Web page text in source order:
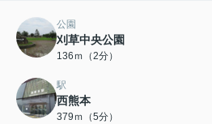
公園
刈草中央公園
136ｍ（2分）
駅
西熊本
379ｍ（5分）